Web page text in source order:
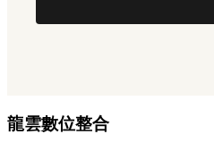
龍雲數位整合